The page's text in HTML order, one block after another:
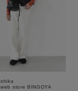
予約商品
在庫なし含む
shika
web store BINGOYA